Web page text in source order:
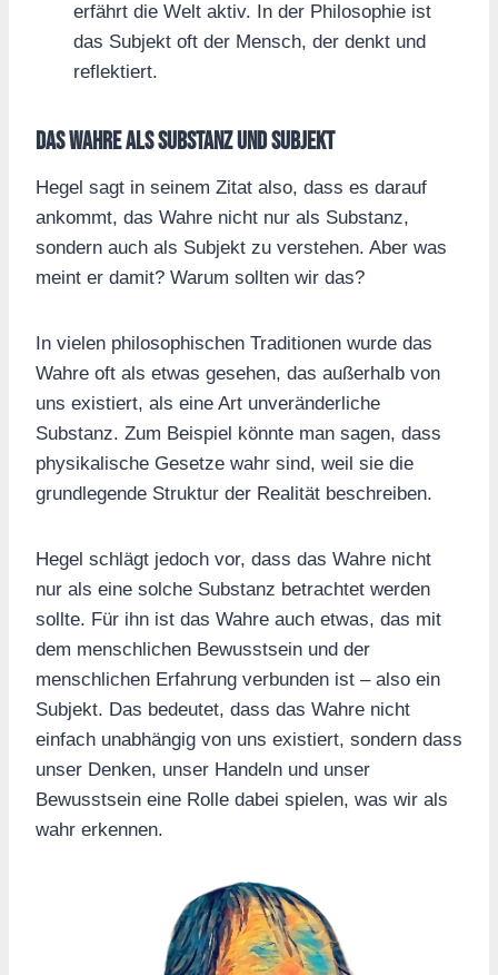
erfährt die Welt aktiv. In der Philosophie ist
das Subjekt oft der Mensch, der denkt und
reflektiert.
Das Wahre als Substanz und Subjekt
Hegel sagt in seinem Zitat also, dass es darauf
ankommt, das Wahre nicht nur als Substanz,
sondern auch als Subjekt zu verstehen. Aber was
meint er damit? Warum sollten wir das?
In vielen philosophischen Traditionen wurde das
Wahre oft als etwas gesehen, das außerhalb von
uns existiert, als eine Art unveränderliche
Substanz. Zum Beispiel könnte man sagen, dass
physikalische Gesetze wahr sind, weil sie die
grundlegende Struktur der Realität beschreiben.
Hegel schlägt jedoch vor, dass das Wahre nicht
nur als eine solche Substanz betrachtet werden
sollte. Für ihn ist das Wahre auch etwas, das mit
dem menschlichen Bewusstsein und der
menschlichen Erfahrung verbunden ist – also ein
Subjekt. Das bedeutet, dass das Wahre nicht
einfach unabhängig von uns existiert, sondern dass
unser Denken, unser Handeln und unser
Bewusstsein eine Rolle dabei spielen, was wir als
wahr erkennen.